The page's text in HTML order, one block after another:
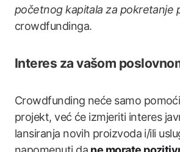
početnog kapitala za pokretanje
crowdfundinga.
Interes za vašom
Crowdfunding neće samo
projekt, već će izmjeriti interes
lansiranja novih proizvoda i/ili